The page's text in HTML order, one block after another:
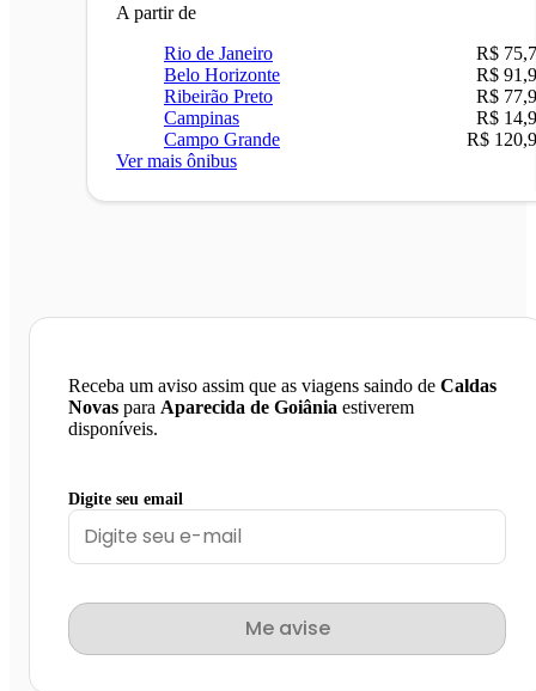
A partir de
Rio de Janeiro
R$
Belo Horizonte
R$
Ribeirão Preto
R$
Campinas
R$
Campo Grande
R$
Ver mais ônibus
Receba um aviso assim que as viagens saindo de Caldas
Novas para Aparecida de Goiânia estiverem
disponíveis.
Digite seu email
Me avise